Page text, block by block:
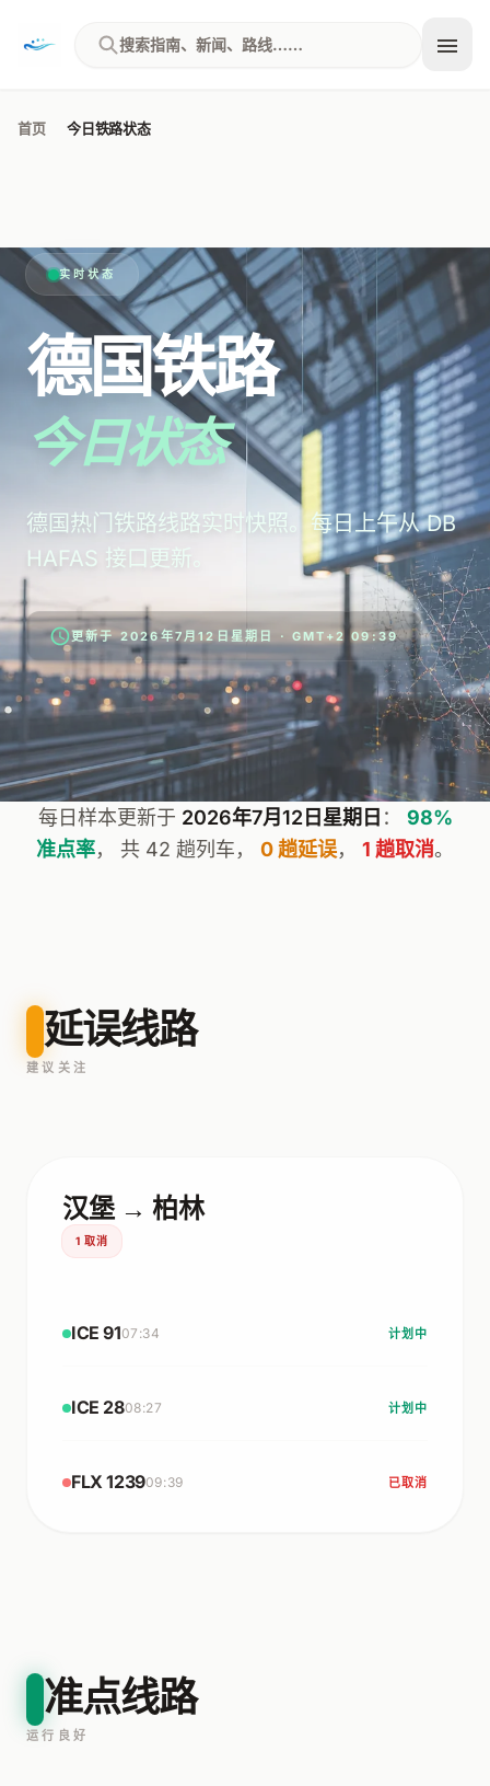
搜索指南、新闻、路线……
首页 今日铁路状态
实时状态
德国铁路
今日状态
德国热门铁路线路实时快照。每日上午从 DB
HAFAS 接口更新。
更新于 2026年7月12日星期日 · GMT+2 09:39
每日样本更新于 2026年7月12日星期日 ： 98%
准点率， 共 42 趟列车， 0 趟延误， 1 趟取消。
延误线路
建议关注
汉堡 → 柏林
1 取消
ICE 9107:34 计划中
ICE 2808:27 计划中
FLX 123909:39 已取消
准点线路
运行良好